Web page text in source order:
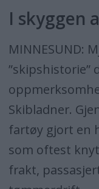
I skyggen
MINNESUND:
”skipshistorie”
Skibladner.
fartøy gjort en
som oftest
frakt,